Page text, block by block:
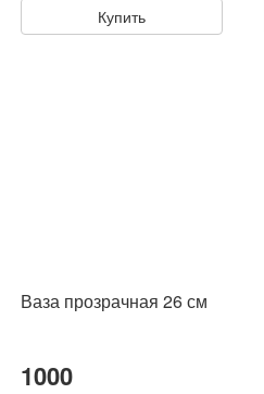
Купить
Ваза прозрачная 26 см
1000